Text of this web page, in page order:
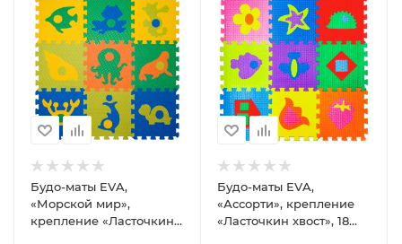
Будо-маты EVA,
«Морской мир»,
крепление «Ласточкин
Будо-маты EVA,
«Ассорти», крепление
«Ласточкин хвост», 18